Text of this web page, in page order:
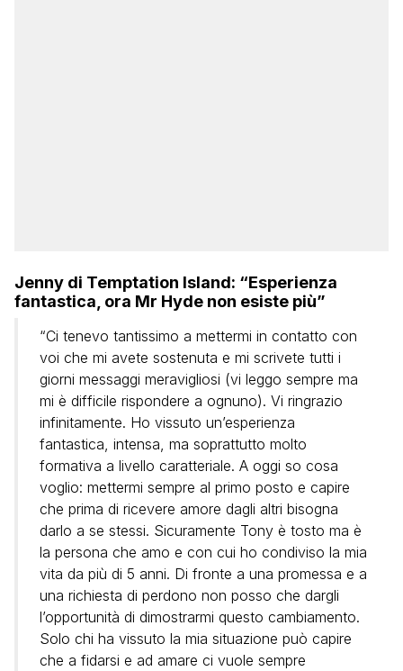
Jenny di Temptation Island: “Esperienza
fantastica, ora Mr Hyde non esiste più”
“Ci tenevo tantissimo a mettermi in contatto con
voi che mi avete sostenuta e mi scrivete tutti i
giorni messaggi meravigliosi (vi leggo sempre ma
mi è difficile rispondere a ognuno). Vi ringrazio
infinitamente. Ho vissuto un’esperienza
fantastica, intensa, ma soprattutto molto
formativa a livello caratteriale. A oggi so cosa
voglio: mettermi sempre al primo posto e capire
che prima di ricevere amore dagli altri bisogna
darlo a se stessi. Sicuramente Tony è tosto ma è
la persona che amo e con cui ho condiviso la mia
vita da più di 5 anni. Di fronte a una promessa e a
una richiesta di perdono non posso che dargli
l’opportunità di dimostrarmi questo cambiamento.
Solo chi ha vissuto la mia situazione può capire
che a fidarsi e ad amare ci vuole sempre